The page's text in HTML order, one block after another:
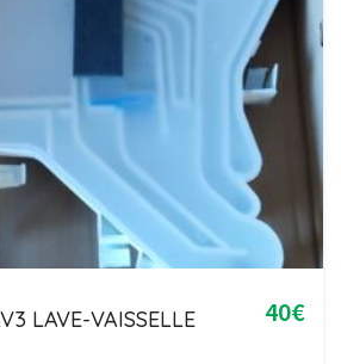
40€
LAVE-VAISSELLE